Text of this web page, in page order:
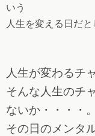
いう
人生を変える日だと
人生が変わるチ
そんな人生のチ
ないか・・・・。
その日のメンタ